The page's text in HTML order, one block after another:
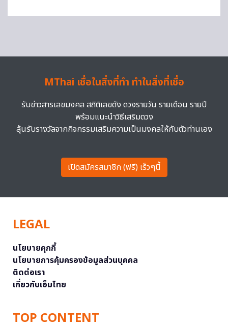
MThai เชื่อในสิ่งที่ทำ ทำในสิ่งที่เชื่อ
รับข่าวสารเลขมงคล สถิติเลขดัง ดวงรายวัน รายเดือน รายปี
พร้อมแนะนำวิธีเสริมดวง
ลุ้นรับรางวัลจากกิจกรรมเสริมความเป็นมงคลให้กับตัวท่านเอง
เปิดสมัครสมาชิก (ฟรี) เร็วๆนี้
LEGAL
นโยบายคุกกี้
นโยบายการคุ้มครองข้อมูลส่วนบุคคล
ติดต่อเรา
เกี่ยวกับเอ็มไทย
TOP CONTENT